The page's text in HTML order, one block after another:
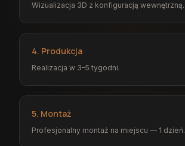
Wizualizacja 3D z konfiguracją wewnętrzną.
4. Produkcja
Realizacja w 3–5 tygodni.
5. Montaż
Profesjonalny montaż na miejscu — 1 dzień.